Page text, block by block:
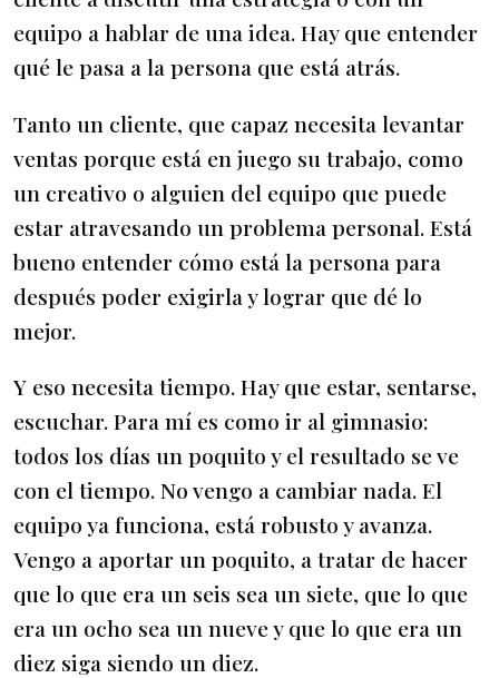
equipo a hablar de una idea. Hay que entender
qué le pasa a la persona que está atrás.
Tanto un cliente, que capaz necesita levantar
ventas porque está en juego su trabajo, como
un creativo o alguien del equipo que puede
estar atravesando un problema personal. Está
bueno entender cómo está la persona para
después poder exigirla y lograr que dé lo
mejor.
Y eso necesita tiempo. Hay que estar, sentarse,
escuchar. Para mí es como ir al gimnasio:
todos los días un poquito y el resultado se ve
con el tiempo. No vengo a cambiar nada. El
equipo ya funciona, está robusto y avanza.
Vengo a aportar un poquito, a tratar de hacer
que lo que era un seis sea un siete, que lo que
era un ocho sea un nueve y que lo que era un
diez siga siendo un diez.